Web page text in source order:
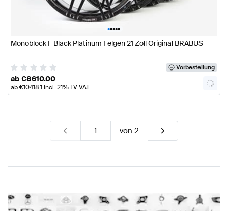
•••••
Monoblock F Black Platinum Felgen 21 Zoll Original BRABUS
Vorbestellung
ab€8610.00
ab€10418.1incl. 21% LV VAT
von 2